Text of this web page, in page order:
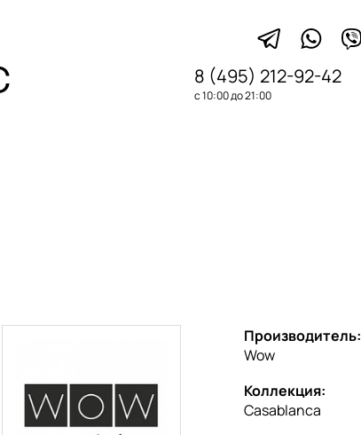
8 (495) 212-92-42
с 10:00 до 21:00
Производитель:
Wow
Коллекция:
Casablanca